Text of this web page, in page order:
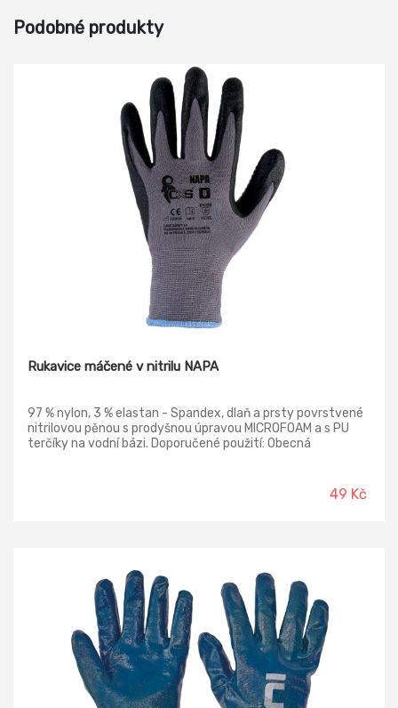
Podobné produkty
Rukavice máčené v nitrilu NAPA
97 % nylon, 3 % elastan - Spandex, dlaň a prsty povrstvené
nitrilovou pěnou s prodyšnou úpravou MICROFOAM a s PU
terčíky na vodní bázi. Doporučené použití: Obecná
49 Kč